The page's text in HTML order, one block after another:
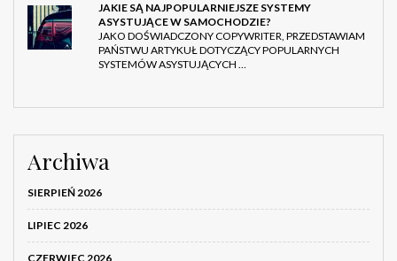
JAKIE SĄ NAJPOPULARNIEJSZE SYSTEMY
ASYSTUJĄCE W SAMOCHODZIE?
JAKO DOŚWIADCZONY COPYWRITER, PRZEDSTAWIAM
PAŃSTWU ARTYKUŁ DOTYCZĄCY POPULARNYCH
SYSTEMÓW ASYSTUJĄCYCH …
Archiwa
SIERPIEŃ 2026
LIPIEC 2026
CZERWIEC 2026